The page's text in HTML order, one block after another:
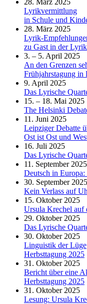
Lyrikvermittlung
in Schule und
28. März 2025
Lyrik-
zu Gast in der
3. – 5. April 2025
An den Grenzen
Frühjahrstagung in
9. April 2025
Das Lyrische
15. – 18. Mai 2025
The Helsinki
11. Juni 2025
Leipziger Debatte
Ost ist Ost und
16. Juli 2025
Das Lyrische
11. September 2025
Deutsch in
30. September 2025
Kein Verlass auf
15. Oktober 2025
Ursula Krechel auf
29. Oktober 2025
Das Lyrische
30. Oktober 2025
Linguistik der Lüge
Herbsttagung 2025
31. Oktober 2025
Bericht über eine
Herbsttagung 2025
31. Oktober 2025
Lesung: Ursula